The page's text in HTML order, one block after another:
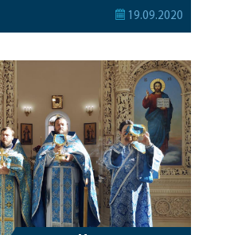
також: Покаяння – перший
районі
19.09.2020